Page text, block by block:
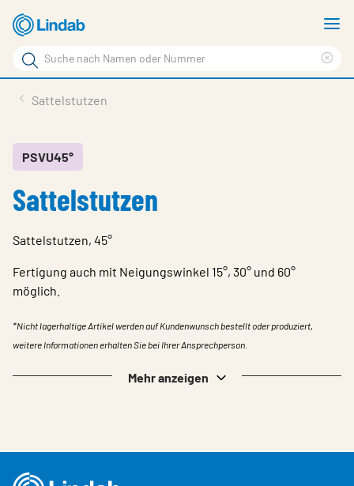
Zum
Hauptinhalt
Suchbegriff
Seite
durchsuchen
Im Fokus
Über Lindab
Einloggen
Sprache wählen
Switzerland - German
Sattelstutzen
PSVU45°
Sattelstutzen
Sattelstutzen, 45°
Fertigung auch mit Neigungswinkel 15°, 30° und 60°
möglich.
*Nicht lagerhaltige Artikel werden auf Kundenwunsch bestellt oder produziert,
weitere Informationen erhalten Sie bei Ihrer Ansprechperson.
Mehr anzeigen